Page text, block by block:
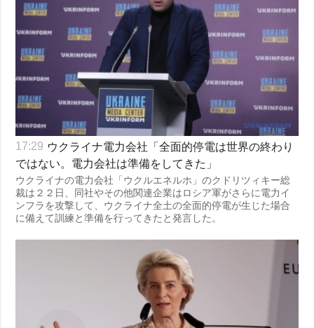
特集
インタビュー
写真
動画
購読
フォトバンク
17:29 ウクライナ電力会社「全面的停電は世界の終わり
ではない。電力会社は準備をしてきた」
ウクライナの電力会社「ウクルエネルホ」のクドリツィキー総
裁は２２日、同社やその他関連企業はロシア軍がさらに電力イ
ンフラを攻撃して、ウクライナ全土の全面的停電が生じた場合
に備えて訓練と準備を行ってきたと発言した。